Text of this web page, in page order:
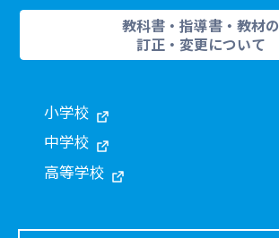
教科書・指導書・教材の
訂正・変更について
小学校
中学校
高等学校